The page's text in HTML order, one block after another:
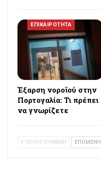
ΕΠΙΚΑΙΡΟΤΗΤΑ
Έξαρση νοροϊού στην
Πορτογαλία: Τι πρέπει
να γνωρίζετε
ΠΡΟΗΓΟΥΜΕΝΗ ΕΠΟΜΕΝΗ